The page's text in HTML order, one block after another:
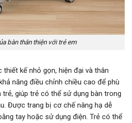
bàn thân thiện với trẻ em
kế nhỏ gọn, hiện đại và thân
năng điều chỉnh chiều cao để phù
giúp trẻ có thể sử dụng bàn trong
Được trang bị cơ chế nâng hạ dễ
tay hoặc sử dụng điện. Trẻ có thể